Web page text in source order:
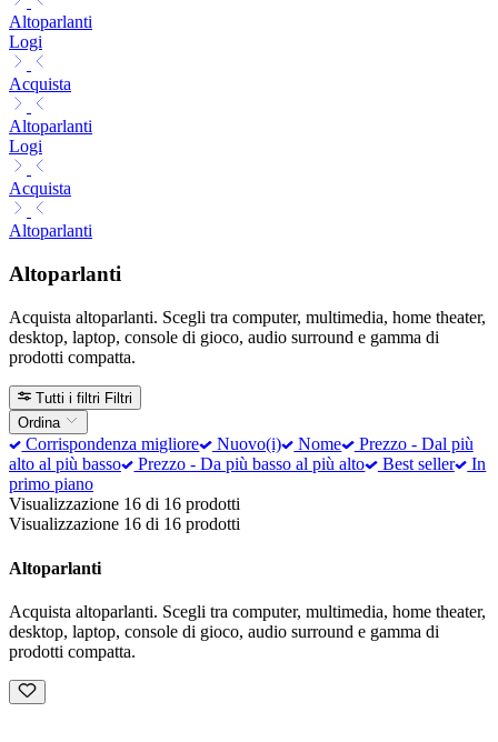
Altoparlanti
Logi
Acquista
Altoparlanti
Logi
Acquista
Altoparlanti
Altoparlanti
Acquista altoparlanti. Scegli tra computer, multimedia, home theater,
desktop, laptop, console di gioco, audio surround e gamma di
prodotti compatta.
Tutti i filtri Filtri
Ordina
Corrispondenza migliore Nuovo(i) Nome
Prezzo - Dal più
alto al più basso
Prezzo - Da più basso al più alto Best seller
In
primo piano
Visualizzazione 16 di 16 prodotti
Visualizzazione 16 di 16 prodotti
Altoparlanti
Acquista altoparlanti. Scegli tra computer, multimedia, home theater,
desktop, laptop, console di gioco, audio surround e gamma di
prodotti compatta.